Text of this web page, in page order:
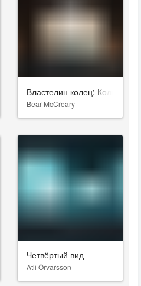
Властелин колец: Кольца
Bear McCreary
Четвёртый вид
Atli Örvarsson